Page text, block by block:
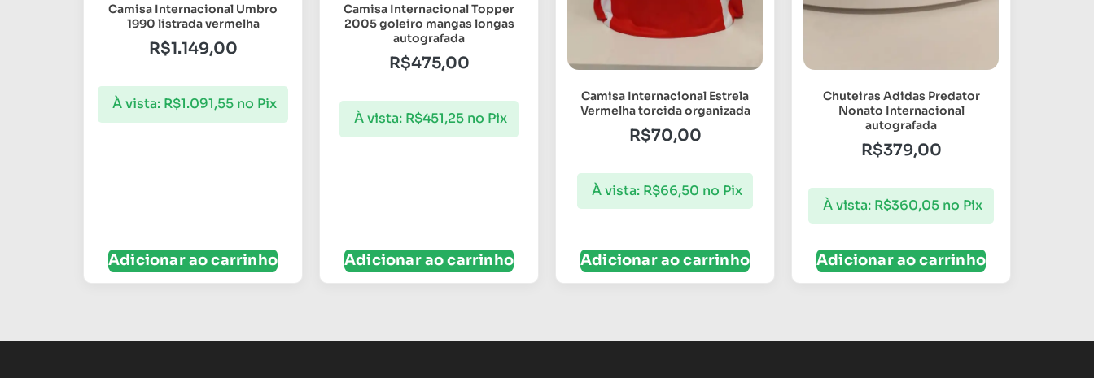
Camisa Internacional Umbro
1990 listrada vermelha
R$1.149,00
À vista: R$1.091,55 no Pix
Adicionar ao carrinho
Camisa Internacional Topper
2005 goleiro mangas longas
autografada
R$475,00
À vista: R$451,25 no Pix
Adicionar ao carrinho
Camisa Internacional Estrela
Vermelha torcida organizada
R$70,00
À vista: R$66,50 no Pix
Adicionar ao carrinho
Chuteiras Adidas Predator
Nonato Internacional
autografada
R$379,00
À vista: R$360,05 no Pix
Adicionar ao carrinho